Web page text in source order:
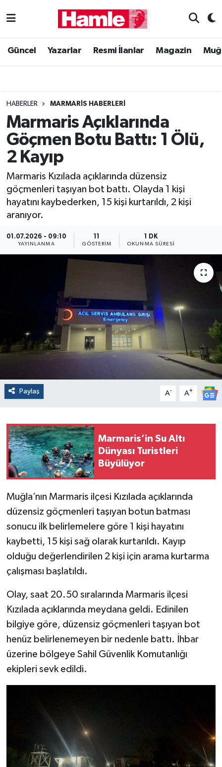
Güncel Yazarlar Resmi İlanlar Magazin
HABERLER MARMARIS HABERLERI
Marmaris Açıklarında
Göçmen Botu Battı: 1 Ölü,
2 Kayıp
Marmaris Kızılada açıklarında düzensiz
göçmenleri taşıyan bot battı. Olayda 1 kişi
hayatını kaybederken, 15 kişi kurtarıldı, 2 kişi
aranıyor.
01.07.2026 - 09:10
YAYINLANMA
11
GÖSTERIM
1 DK
OKUNMA SÜRESI
Paylaş A- A+
Marmaris’in Su Altı
Dünyası Turistleri
Büyülüyor
Muğla’nın Marmaris ilçesi Kızılada açıklarında
düzensiz göçmenleri taşıyan botun batması
sonucu ilk belirlemelere göre 1 kişi hayatını
kaybetti, 15 kişi sağ olarak kurtarıldı. Kayıp
olduğu değerlendirilen 2 kişi için arama kurtarma
çalışması başlatıldı.
Olay, saat 20.50 sıralarında Marmaris ilçesi
Kızılada açıklarında meydana geldi. Edinilen
bilgiye göre, düzensiz göçmenleri taşıyan bot
henüz belirlenemeyen bir nedenle battı. İhbar
üzerine bölgeye Sahil Güvenlik Komutanlığı
ekipleri sevk edildi.
Güncel
Muğla Haber
Siyaset
Muğla Nöbetçi Eczaneler
Muğla Trafik Yoğunluk Haritası
Süper Lig Puan Durumu ve Fikstür
Tüm Manşetler
Son Dakika Haberleri
Haber Arşivi